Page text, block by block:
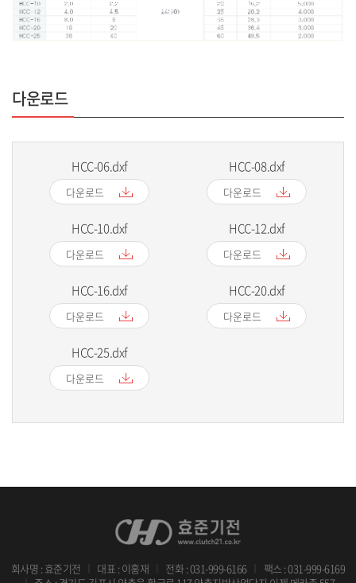
다운로드
HCC-06.dxf
다운로드
HCC-08.dxf
다운로드
HCC-10.dxf
다운로드
HCC-12.dxf
다운로드
HCC-16.dxf
다운로드
HCC-20.dxf
다운로드
HCC-25.dxf
다운로드
회사명 : 효준기전 대표 : 이홍재 전화 :031-999-6166 팩스 : 031-999-6169